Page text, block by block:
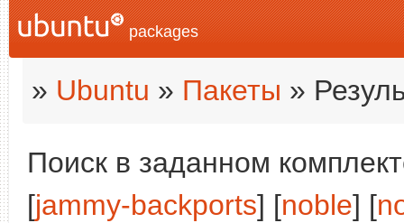
packages
» Ubuntu » Пакеты »
Поиск в заданном
[jammy-backports] [noble] [